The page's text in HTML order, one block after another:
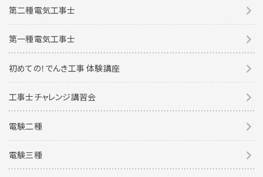
第二種電気工事士
第一種電気工事士
初めての！でんき工事 体験講座
工事士チャレンジ講習会
電験二種
電験三種